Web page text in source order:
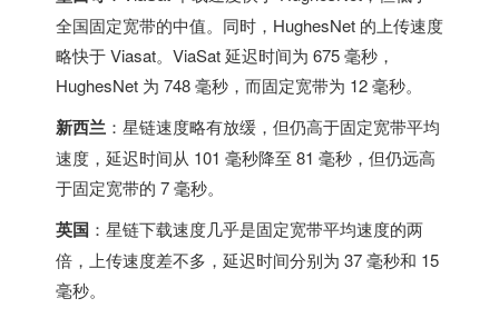
全国固定宽带的中值。同时，HughesNet 的上传速度
略快于 Viasat。ViaSat 延迟时间为 675 毫秒，
HughesNet 为 748 毫秒，而固定宽带为 12 毫秒。
新西兰 ：星链速度略有放缓，但仍高于固定宽带平均
速度，延迟时间从 101 毫秒降至 81 毫秒，但仍远高
于固定宽带的 7 毫秒。
英国 ：星链下载速度几乎是固定宽带平均速度的两
倍，上传速度差不多，延迟时间分别为 37 毫秒和 15
毫秒。